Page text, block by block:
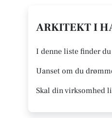
ARKITEKT I
I denne liste finder
Uanset om du
Skal din virksomhed